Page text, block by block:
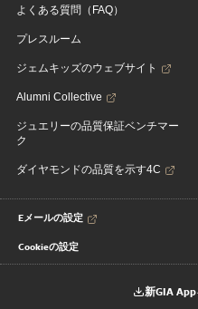
よくある質問（FAQ）
プレスルーム
ジェムキッズのウェブサイト
Alumni Collective
ジュエリーの品質保証ベンチマー
ク
ダイヤモンドの品質を示す4C
Eメールの設定
Cookieの設定
新GIA